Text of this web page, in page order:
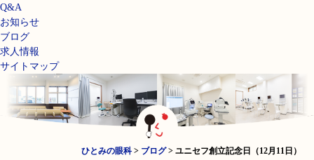
Q&A
お知らせ
ブログ
求人情報
サイトマップ
ひとみの眼科> ブログ>ユニセフ創立記念日（12月11日）